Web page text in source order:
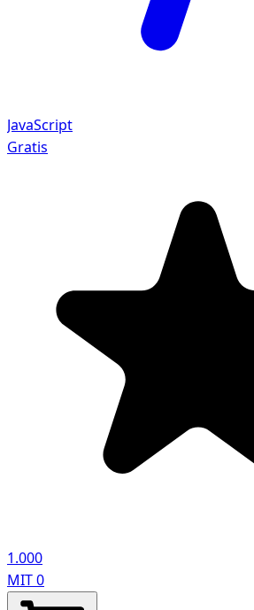
JavaScript
Gratis
1.000
MIT0